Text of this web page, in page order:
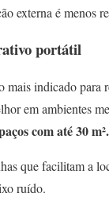
externa é menos
portátil
indicado para
em ambientes
com até 30 m².
que facilitam a
ruído.